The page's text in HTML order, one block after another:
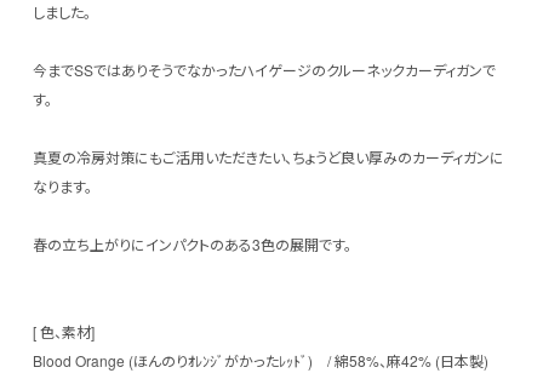
しました。
今までSSではありそうでなかったハイゲージのクルーネックカーディガンで
す。
真夏の冷房対策にもご活用いただきたい、ちょうど良い厚みのカーディガンに
なります。
春の立ち上がりにインパクトのある3色の展開です。
[ 色、素材]
Blood Orange (ほんのりｵﾚﾝｼﾞがかったﾚｯﾄﾞ) / 綿58%、麻42% (日本製)